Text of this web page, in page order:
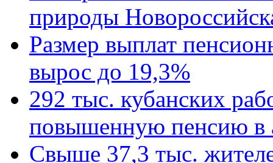
природы
Размер выплат
вырос до 19,3%
292 тыс. кубанских
повышенную пенсию в
Свыше 37,3 тыс.